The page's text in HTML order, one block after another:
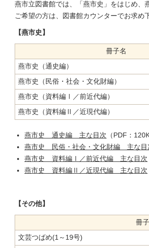
燕市立図書館では、「燕市史」をはじめ、
ご希望の方は、図書館カウンターでお求め
【燕市史】
冊子名
燕市史（通史編）
燕市史（民俗・社会・文化財編）
燕市史（資料編Ⅰ／前近代編）
燕市史（資料編Ⅱ／近現代編）
燕市史 通史編 主な目次 （PDF：
燕市史 民俗・社会・文化財編 主な目
燕市史 資料編Ⅰ／前近代編 主な目次
燕市史 資料編Ⅱ／近現代編 主な目次
【その他】
冊
文芸つばめ(1～19号)